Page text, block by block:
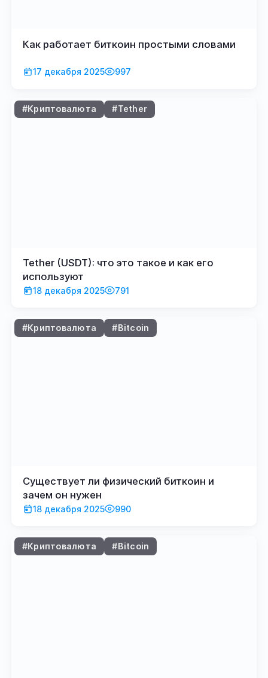
17 декабря 2025 997
Как работает биткоин простыми словами
#Криптовалюта #Tether
18 декабря 2025 791
Tether (USDT): что это такое и как его
используют
#Криптовалюта #Bitcoin
18 декабря 2025 990
Существует ли физический биткоин и
зачем он нужен
#Криптовалюта #Bitcoin